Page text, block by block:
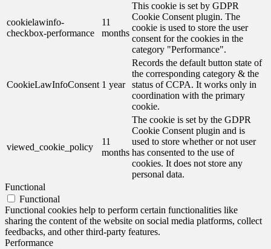
cookielawinfo-
checkbox-performance
11
months
This cookie is set by GDPR
Cookie Consent plugin. The
cookie is used to store the user
consent for the cookies in the
category "Performance".
CookieLawInfoConsent 1 year
Records the default button state of
the corresponding category & the
status of CCPA. It works only in
coordination with the primary
cookie.
viewed_cookie_policy
11
months
The cookie is set by the GDPR
Cookie Consent plugin and is
used to store whether or not user
has consented to the use of
cookies. It does not store any
personal data.
Functional
Functional
Functional cookies help to perform certain functionalities like
sharing the content of the website on social media platforms, collect
feedbacks, and other third-party features.
Performance